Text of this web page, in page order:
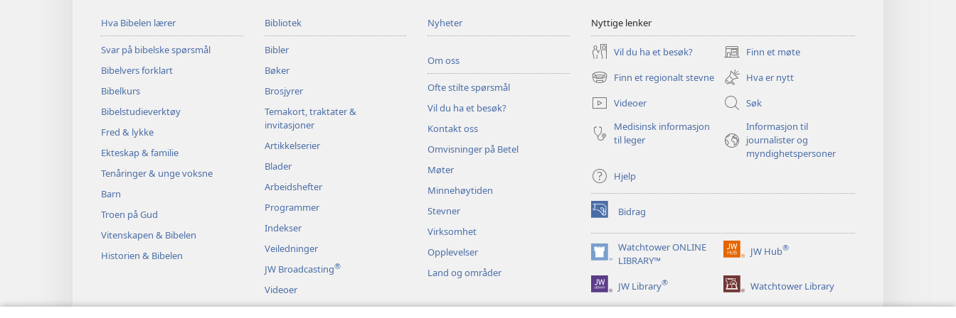
Hva Bibelen lærer
Svar på bibelske spørsmål
Bibelvers forklart
Bibelkurs
Bibelstudieverktøy
Fred & lykke
Ekteskap & familie
Tenåringer & unge voksne
Barn
Troen på Gud
Vitenskapen & Bibelen
Historien & Bibelen
Bibliotek
Bibler
Bøker
Brosjyrer
Temakort, traktater &
invitasjoner
Artikkelserier
Blader
Arbeidshefter
Programmer
Indekser
Veiledninger
JW Broadcasting®
Videoer
Musikk
Nyheter
Om oss
Ofte stilte spørsmål
Vil du ha et besøk?
Kontakt oss
Omvisninger på Betel
Møter
Minnehøytiden
Stevner
Virksomhet
Opplevelser
Land og områder
Nyttige lenker
Vil du ha et besøk? Finn et møte
(åpner
nytt
vindu)
Finn et regionalt stevne
(åpner
nytt
vindu)
Hva er nytt
Videoer
Søk
Medisinsk informasjon
til leger
Informasjon til
journalister og
myndighetspersoner
Hjelp
Bidrag
(åpner
nytt
vindu) Watchtower ONLINE
LIBRARY™
(åpner
nytt
vindu)
JW Hub®
(åpner
vindu)
JW Library® Watchtower Library